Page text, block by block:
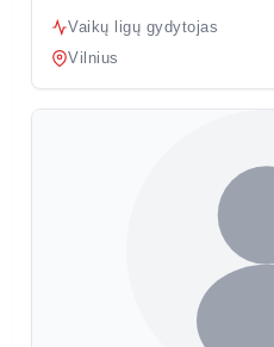
Vaikų ligų gydytojas
Vilnius